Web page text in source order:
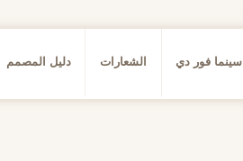
سينما فور دي الشعارات دليل المصمم